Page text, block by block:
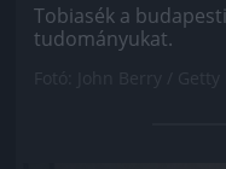
Tobiasék a
tudományukat.